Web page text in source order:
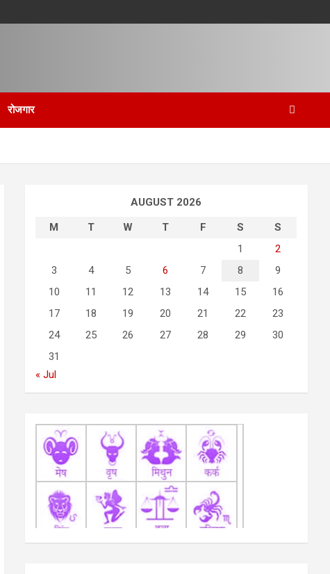
रोजगार
AUGUST 2026
M
T W T F S
S
1
2
3
4 5 6 7 8
9
10
11 12 13 14 15
16
17
18 19 20 21 22
23
24
25 26 27 28 29
30
31
« Jul